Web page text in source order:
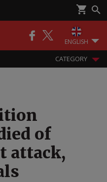
ENGLISH
CATEGORY
of
attack,